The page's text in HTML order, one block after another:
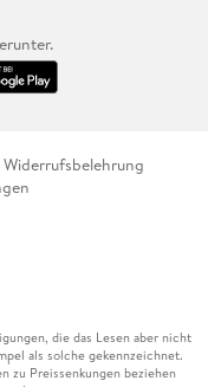
Widerrufsbelehrung
die das Lesen aber nicht
als solche gekennzeichnet.
zu Preissenkungen beziehen